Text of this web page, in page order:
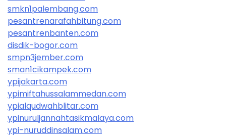
smkn1palembang.com
pesantrenarafahbitung.com
pesantrenbanten.com
disdik-bogor.com
smpn3jember.com
sman1cikampek.com
ypijakarta.com
ypimiftahussalammedan.com
ypialqudwahblitar.com
ypinuruljannahtasikmalaya.com
ypi-nuruddinsalam.com